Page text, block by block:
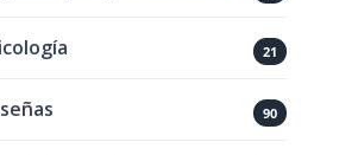
21
90